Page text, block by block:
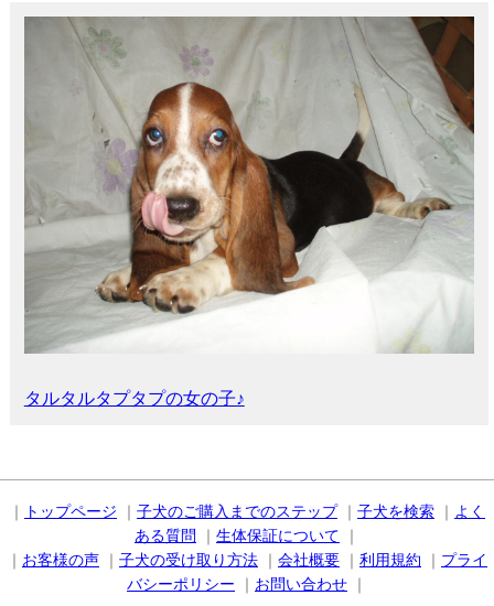
タルタルタプタプの女の子♪
トップページ 子犬のご購入までのステップ｜ 子犬を検索
よく
ある質問
生体保証について
お客様の声 子犬の受け取り方法 会社概要 利用規約
プライ
バシーポリシー
お問い合わせ